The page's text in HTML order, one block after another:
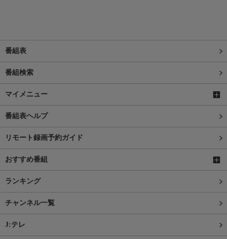
番組表
番組検索
マイメニュー
番組表ヘルプ
リモート録画予約ガイド
おすすめ番組
ランキング
チャンネル一覧
J:テレ